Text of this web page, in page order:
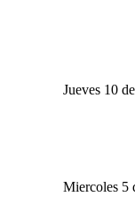
Jueves 10
Miercoles 5